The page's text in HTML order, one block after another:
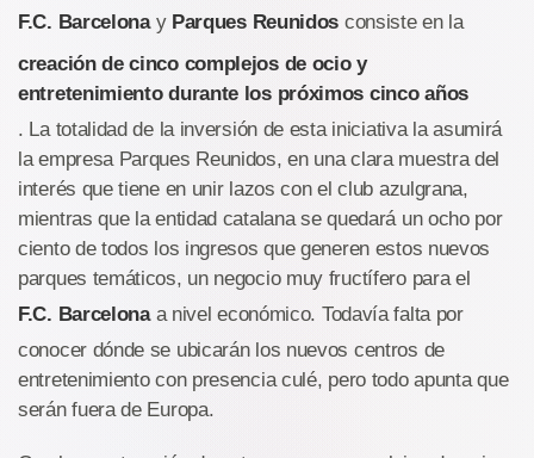
F.C. Barcelonay Parques Reunidos consiste en la
creación de cinco complejos de ocio y
entretenimiento durante los próximos cinco años
. La totalidad de la inversión de esta iniciativa la asumirá
la empresa Parques Reunidos, en una clara muestra del
interés que tiene en unir lazos con el club azulgrana,
mientras que la entidad catalana se quedará un ocho por
ciento de todos los ingresos que generen estos nuevos
parques temáticos, un negocio muy fructífero para el
F.C. Barcelonaa nivel económico. Todavía falta por
conocer dónde se ubicarán los nuevos centros de
entretenimiento con presencia culé, pero todo apunta que
serán fuera de Europa.